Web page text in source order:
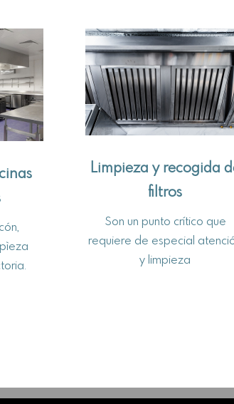
Limpieza y recogida
filtros
Son un punto crítico que
requiere de especial
y limpieza